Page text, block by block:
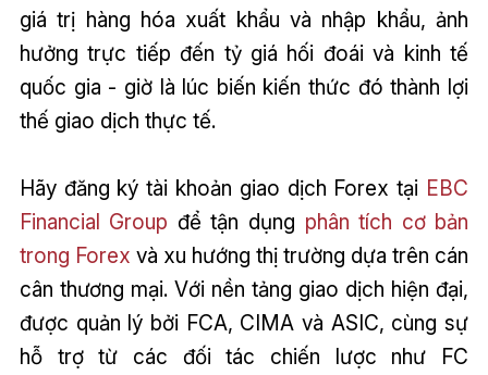
giá trị hàng hóa xuất khẩu và nhập khẩu, ảnh
hưởng trực tiếp đến tỷ giá hối đoái và kinh tế
quốc gia - giờ là lúc biến kiến thức đó thành lợi
thế giao dịch thực tế.
Hãy đăng ký tài khoản giao dịch Forex tại EBC
Financial Group để tận dụng phân tích cơ bản
trong Forex và xu hướng thị trường dựa trên cán
cân thương mại. Với nền tảng giao dịch hiện đại,
được quản lý bởi FCA, CIMA và ASIC, cùng sự
hỗ trợ từ các đối tác chiến lược như FC